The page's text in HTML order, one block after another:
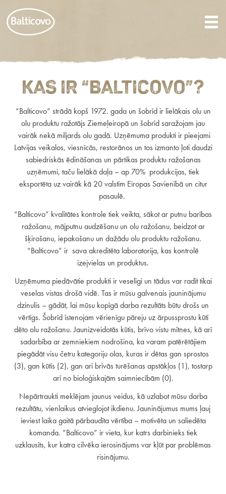
Kas ir “Balticovo”?
“Balticovo” strādā kopš 1972. gada un šobrīd ir lielākais olu un
olu produktu ražotājs Ziemeļeiropā un šobrīd saražojam jau
vairāk nekā miljards olu gadā. Uzņēmuma produkti ir pieejami
Latvijas veikalos, viesnīcās, restorānos un tos izmanto ļoti daudzi
sabiedriskās ēdināšanas un pārtikas produktu ražošanas
uzņēmumi, taču lielākā daļa – ap 70% produkcijas, tiek
eksportēta uz vairāk kā 20 valstīm Eiropas Savienībā un citur
pasaulē.
“Balticovo” kvalitātes kontrole tiek veikta, sākot ar putnu barības
ražošanu, mājputnu audzēšanu un olu ražošanu, beidzot ar
šķirošanu, iepakošanu un dažādu olu produktu ražošanu.
“Balticovo” ir sava akreditēta laboratorija, kas kontrolē
izejvielas un produktus.
Uzņēmuma piedāvātie produkti ir veselīgi un tādus var radīt tikai
veselas vistas drošā vidē. Tas ir mūsu galvenais jauninājumu
dzinulis – gādāt, lai mūsu kopīgā darba rezultāts būtu drošs un
vērtīgs. Šobrīd īstenojam vērienīgu pāreju uz ārpussprostu kūtī
dēto olu ražošanu. Jaunizveidotās kūtis, brīvo vistu mītnes, kā arī
sadarbība ar zemniekiem nodrošina, ka varam patērētājiem
piegādāt visu četru kategoriju olas, kuras ir dētas gan sprostos
(3), gan kūtīs (2), gan arī brīvās turēšanas apstākļos (1), tostarp
arī no bioloģiskajām saimniecībām (0).
Nepārtraukti meklējam jaunus veidus, kā uzlabot mūsu darba
rezultātu, vienlaikus atvieglojot ikdienu. Jauninājumus mums ļauj
ieviest laika gaitā pārbaudīta vērtība – motivēta un saliedēta
komanda. “Balticovo” ir vieta, kur katrs darbinieks tiek
uzklausīts, kur katra cilvēka ierosinājums var kļūt par problēmas
risinājumu.